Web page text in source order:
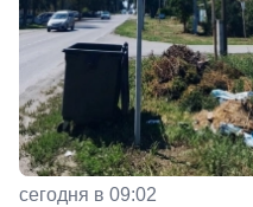
сегодня в 09:02